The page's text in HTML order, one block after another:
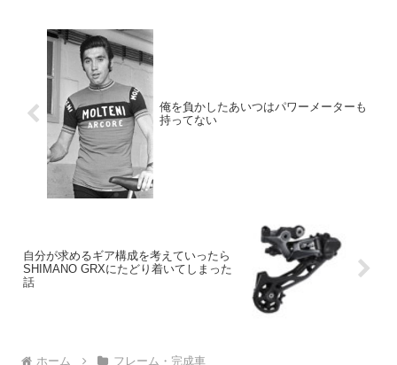
俺を負かしたあいつはパワーメーターも
持ってない
自分が求めるギア構成を考えていったら
SHIMANO GRXにたどり着いてしまった
話
ホーム フレーム・完成車